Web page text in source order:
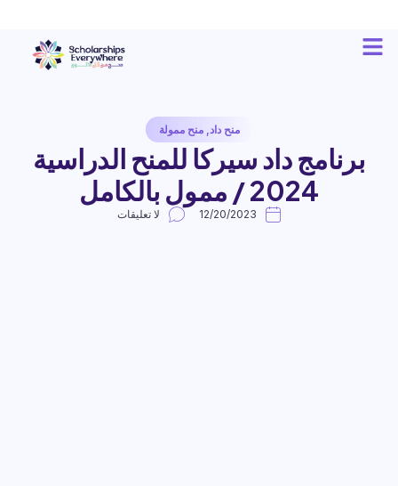
منح داد,منح ممولة
برنامج داد سيركا للمنح الدراسية
2024 / ممول بالكامل
12/20/2023 لا تعليقات